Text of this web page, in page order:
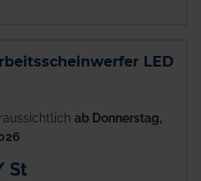
LED
ab Donnerstag,
St